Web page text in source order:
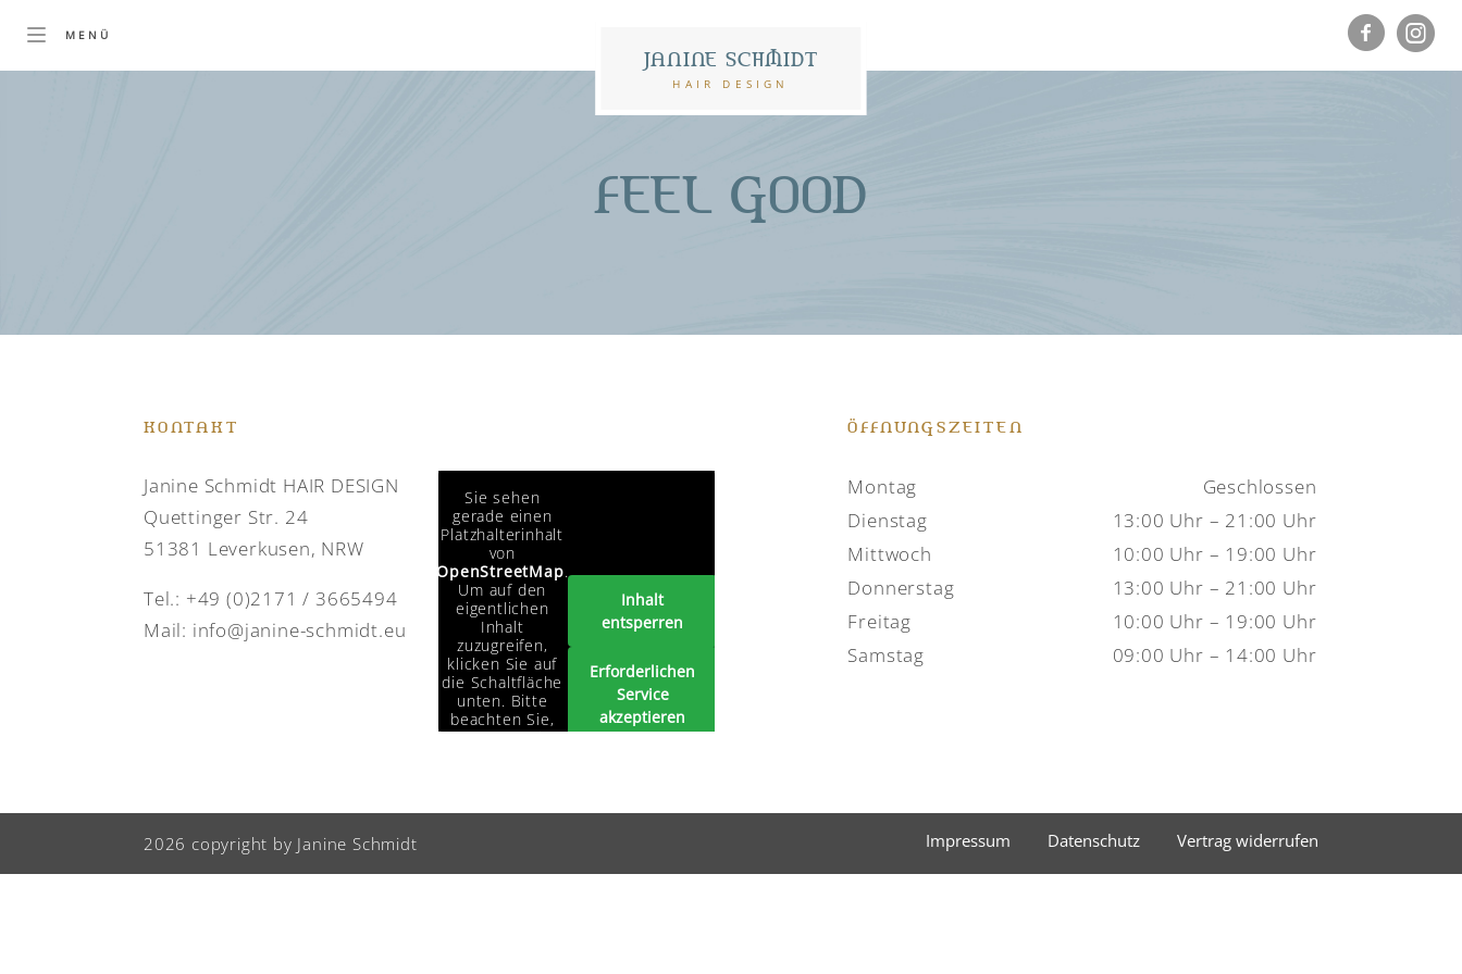
JANINE SCHMIDT
HAIR DESIGN
FEEL GOOD
KONTAKT
Janine Schmidt HAIR DESIGN
Quettinger Str. 24
51381 Leverkusen, NRW
Tel.: +49 (0)2171 / 3665494
Mail: info@janine-schmidt.eu
Sie sehen
gerade einen
Platzhalterinhalt
von
OpenStreetMap.
Um auf den
eigentlichen
Inhalt
zuzugreifen,
klicken Sie auf
die Schaltfläche
unten. Bitte
beachten Sie,
dass dabei
werden.
Inhalt
entsperren
Erforderlichen
Service
akzeptieren
ÖFFNUNGSZEITEN
Montag
Geschlossen
Dienstag
13:00 Uhr – 21:00 Uhr
Mittwoch
10:00 Uhr – 19:00 Uhr
Donnerstag
13:00 Uhr – 21:00 Uhr
Freitag
10:00 Uhr – 19:00 Uhr
Samstag
09:00 Uhr – 14:00 Uhr
2026 copyright by Janine Schmidt Impressum Datenschutz Vertrag widerrufen